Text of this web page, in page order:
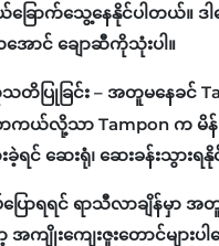
ခြောက်သွေ့နေနိုင်ပါတယ်။ ဒါ
ောင် ချောဆီကိုသုံးပါ။
တိပြုခြင်း – အတူမနေခင်
တကယ်လို့သာ Tampon က မိ
င် ဆေးရုံ၊ ဆေးခန်းသွားရ
ြောရရင် ရာသီလာချိန်မှာ
အကျိုးကျေးဇူးတောင်များ